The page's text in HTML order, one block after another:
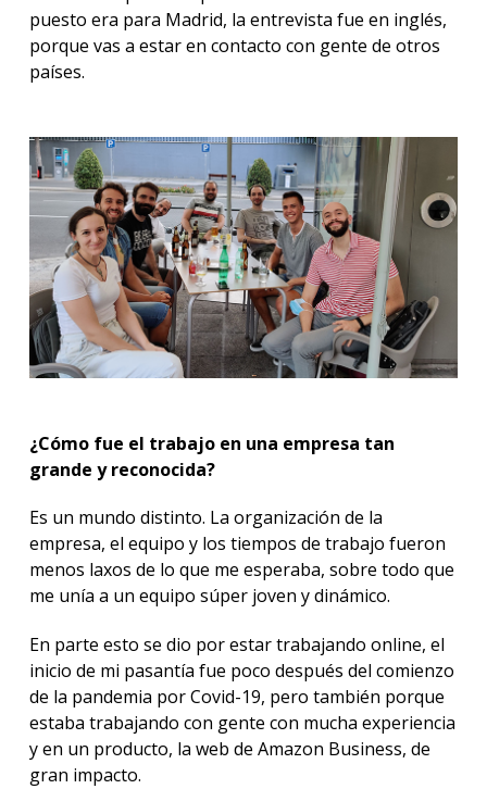
puesto era para Madrid, la entrevista fue en inglés,
porque vas a estar en contacto con gente de otros
países.
¿Cómo fue el trabajo en una empresa tan
grande y reconocida?
Es un mundo distinto. La organización de la
empresa, el equipo y los tiempos de trabajo fueron
menos laxos de lo que me esperaba, sobre todo que
me unía a un equipo súper joven y dinámico.
En parte esto se dio por estar trabajando online, el
inicio de mi pasantía fue poco después del comienzo
de la pandemia por Covid-19, pero también porque
estaba trabajando con gente con mucha experiencia
y en un producto, la web de Amazon Business, de
gran impacto.